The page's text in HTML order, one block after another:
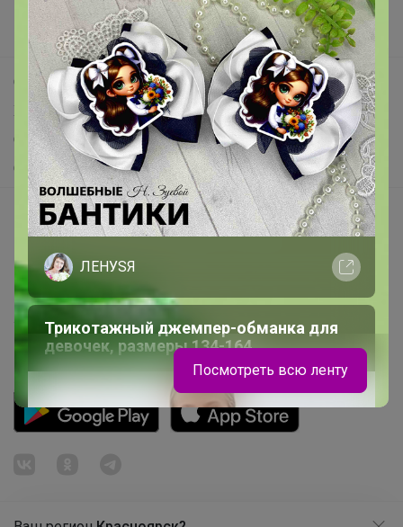
Новости
Поддержка альпак
Самое выгодное
Хиты продаж
Самое желанное
Самое быстрое
Начать зарабатывать с 24-ok
Picabox.ru - Лучшее место для ваших изображений
Розыгрыш - Генератор случайных чисел
Пульс нашего маркетплейса
Укорачиватель ссылок
ЛЕНУSЯ
Трикотажный джемпер-обманка для
девочек, размеры 134-164
Посмотреть всю ленту